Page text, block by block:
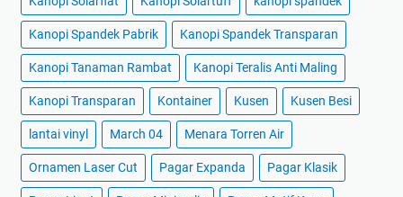
Kanopi Spandek Pabrik Kanopi Spandek Transparan
Kanopi Tanaman Rambat Kanopi Teralis Anti Maling
Kanopi Transparan Kontainer Kusen Kusen Besi
lantai vinyl March 04 Menara Torren Air
Ornamen Laser Cut Pagar Expanda Pagar Klasik